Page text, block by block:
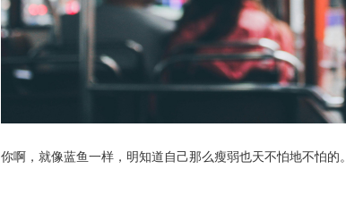
你啊，就像蓝鱼一样，明知道自己那么瘦弱也天不怕地不怕的。